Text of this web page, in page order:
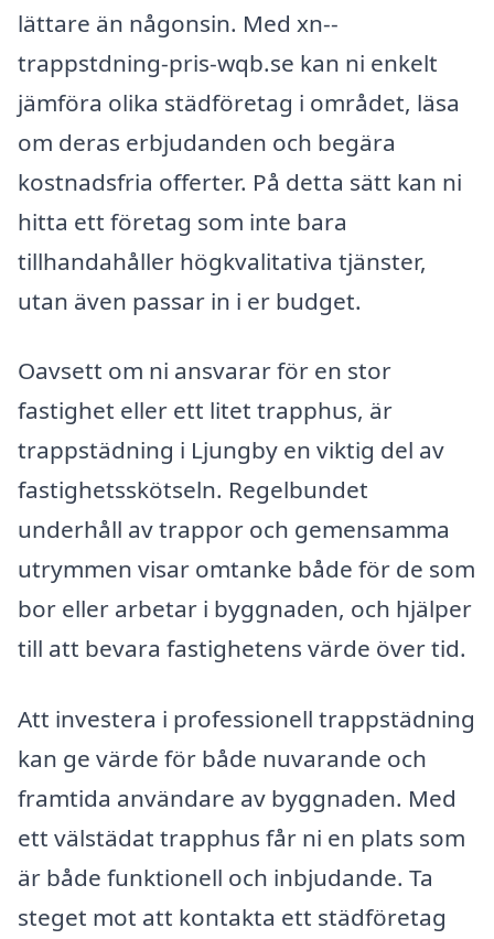
lättare än någonsin. Med xn--
trappstdning-pris-wqb.se kan ni enkelt
jämföra olika städföretag i området, läsa
om deras erbjudanden och begära
kostnadsfria offerter. På detta sätt kan ni
hitta ett företag som inte bara
tillhandahåller högkvalitativa tjänster,
utan även passar in i er budget.
Oavsett om ni ansvarar för en stor
fastighet eller ett litet trapphus, är
trappstädning i Ljungby en viktig del av
fastighetsskötseln. Regelbundet
underhåll av trappor och gemensamma
utrymmen visar omtanke både för de som
bor eller arbetar i byggnaden, och hjälper
till att bevara fastighetens värde över tid.
Att investera i professionell trappstädning
kan ge värde för både nuvarande och
framtida användare av byggnaden. Med
ett välstädat trapphus får ni en plats som
är både funktionell och inbjudande. Ta
steget mot att kontakta ett städföretag